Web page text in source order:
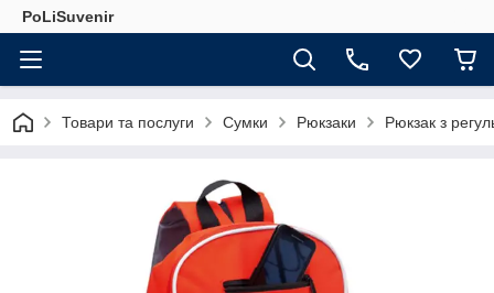
PoLiSuvenir
Товари та послуги Сумки Рюкзаки Рюкзак з